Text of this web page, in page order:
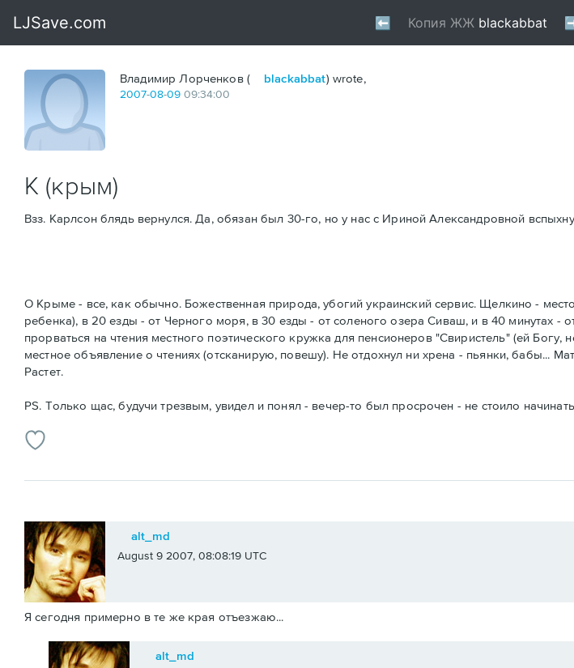
Владимир Лорченков ( blackabbat) wrote,
2007-08-09 09:34:00
К (крым)
Взз. Карлсон блядь вернулся. Да, обязан был 30-го, но у нас с Ириной Александровной
О Крыме - все, как обычно. Божественная природа, убогий украинский сервис. Щелкино -
ребенка), в 20 езды - от Черного моря, в 30 езды - от соленого озера Сиваш, и в 40 минутах -
прорваться на чтения местного поэтического кружка для пенсионеров "Свиристель" (ей Богу,
местное объявление о чтениях (отсканирую, повешу). Не отдохнул ни хрена - пьянки, бабы...
Растет.
PS. Только щас, будучи трезвым, увидел и понял - вечер-то был просрочен - не стоило
alt_md
August 9 2007, 08:08:19 UTC
Я сегодня примерно в те же края отъезжаю...
alt_md